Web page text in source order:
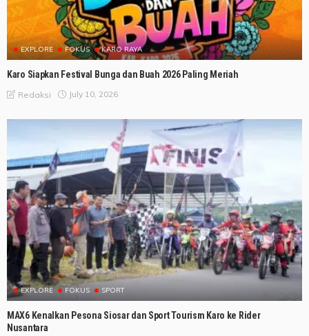
EXPLORE FOKUS KARO RAYA
Karo Siapkan Festival Bunga dan Buah 2026 Paling Meriah
Redaksi July 10, 2026
EXPLORE FOKUS SPORT
MAX6 Kenalkan Pesona Siosar dan Sport Tourism Karo ke Rider
Nusantara